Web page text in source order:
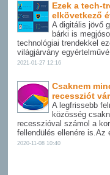
Ezek a tech-
elkövetkező
A digitális jövő
bárki is
technológiai trendekkel
világjárvány
2021-01-27 12:16
Csaknem
recessziót vár
A legfrissebb
közösség
recesszióval számol a
fellendülés ellenére is.Az
2020-11-08 10:40